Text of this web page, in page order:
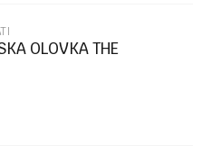
OLOVKA THE
BOX